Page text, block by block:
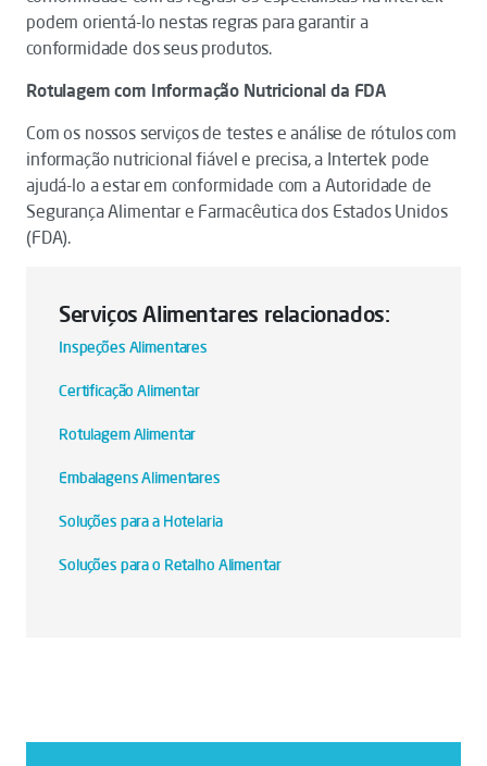
podem orientá-lo nestas regras para garantir a
conformidade dos seus produtos.
Rotulagem com Informação Nutricional da FDA
Com os nossos serviços de testes e análise de rótulos com
informação nutricional fiável e precisa, a Intertek pode
ajudá-lo a estar em conformidade com a Autoridade de
Segurança Alimentar e Farmacêutica dos Estados Unidos
(FDA).
Serviços Alimentares relacionados:
Inspeções Alimentares
Certificação Alimentar
Rotulagem Alimentar
Embalagens Alimentares
Soluções para a Hotelaria
Soluções para o Retalho Alimentar